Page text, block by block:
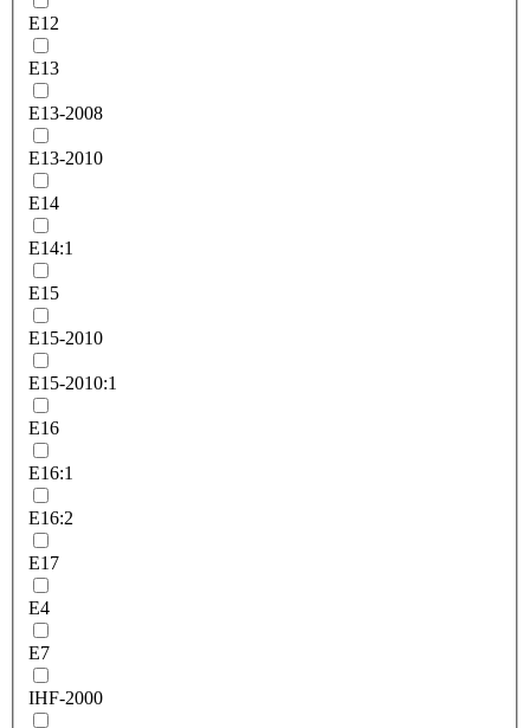
E12
E13
E13-2008
E13-2010
E14
E14:1
E15
E15-2010
E15-2010:1
E16
E16:1
E16:2
E17
E4
E7
IHF-2000